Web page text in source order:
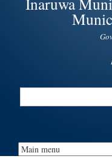
Search